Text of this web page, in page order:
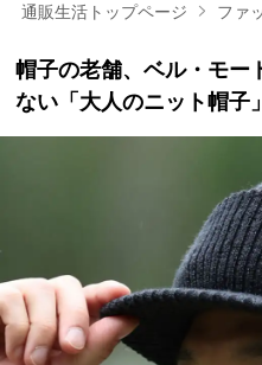
ュ
ー
通販生活トップページ ファ
帽子の老舗、ベル・モー
ない「大人のニット帽子